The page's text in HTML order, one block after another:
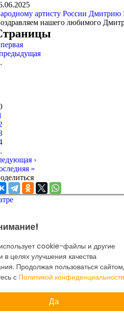
артисту России Дмитрию
нашего любимого
›
»
театра
8 495 250-22-22
поиска
Музыкальный театр Геликон-
cookie-файлы и другие
в целях улучшения качества
Продолжая пользоваться
с Политикой конфиденциальности
Да